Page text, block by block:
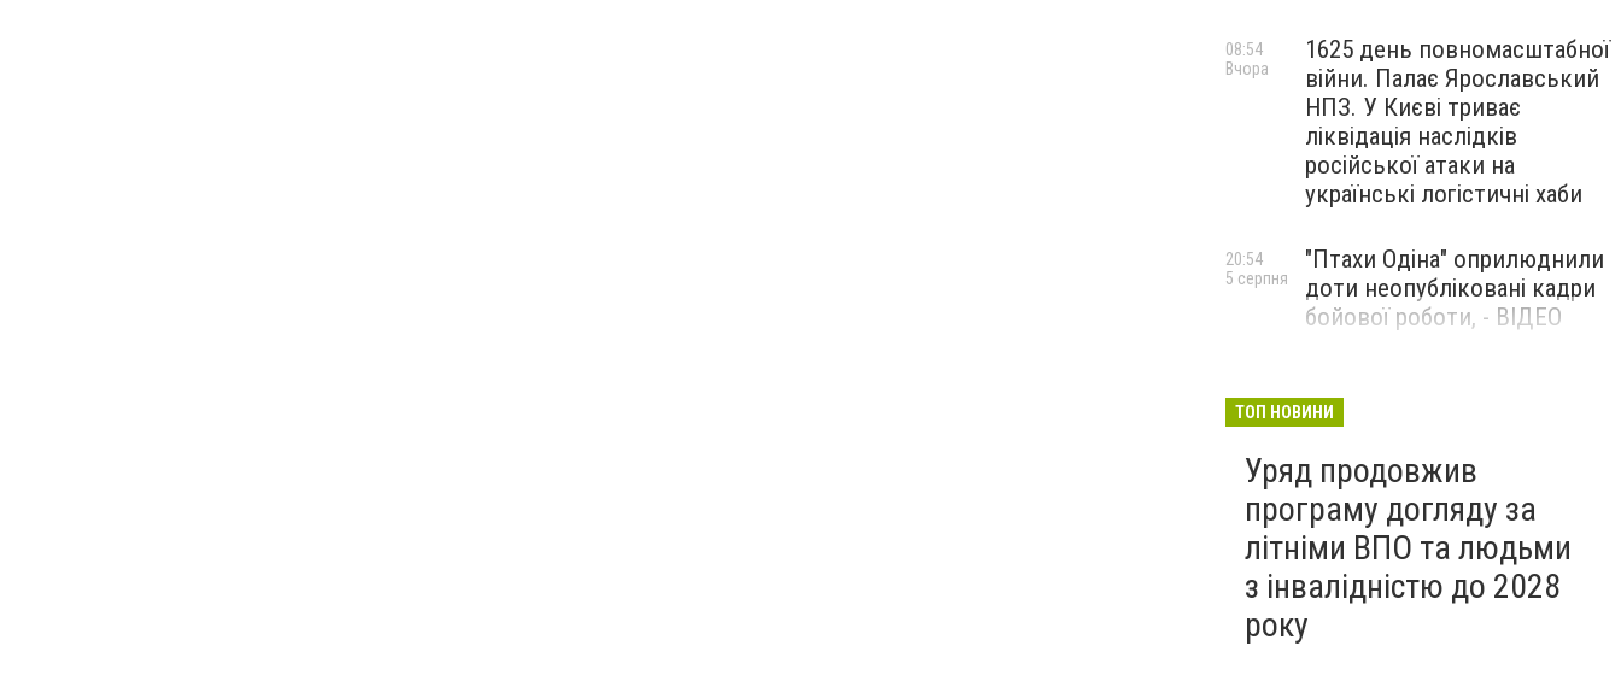
1625 день повномасштабної
війни. Палає Ярославський
НПЗ. У Києві триває
ліквідація наслідків
російської атаки на
українські логістичні хаби
08:54
Вчора
"Птахи Одіна" оприлюднили
доти неопубліковані кадри
бойової роботи, - ВІДЕО
20:54
5 серпня
Бєдняков зіграє тата
новому українському
фільмі, - ФОТО
5 серпня
ТОП НОВИНИ
Уряд продовжив
програму догляду за
літніми ВПО та людьми
з інвалідністю до 2028
року